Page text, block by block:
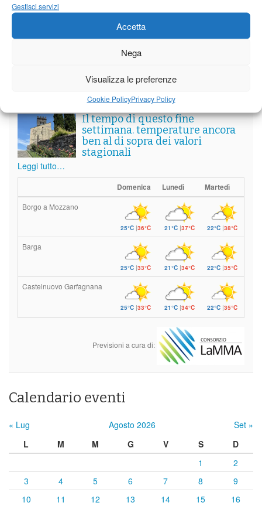
Gestisci servizi
Accetta
Nega
Visualizza le preferenze
Cookie PolicyPrivacy Policy
Vedi tutti i servizi
Il tempo di questo fine
settimana. temperature ancora
ben al di sopra dei valori
stagionali
Leggi tutto…
Domenica Lunedì Martedì
Borgo a Mozzano
25°C|36°C 21°C|37°C 22°C |38°C
Barga
25°C|33°C 21°C|34°C 22°C |35°C
Castelnuovo Garfagnana
25°C|33°C 21°C|34°C 22°C |35°C
Previsioni a cura di:
Calendario eventi
« Lug Agosto 2026
Set »
L
M M G V S
D
1
2
3
4 5 6 7 8
9
10
11 12 13 14 15
16